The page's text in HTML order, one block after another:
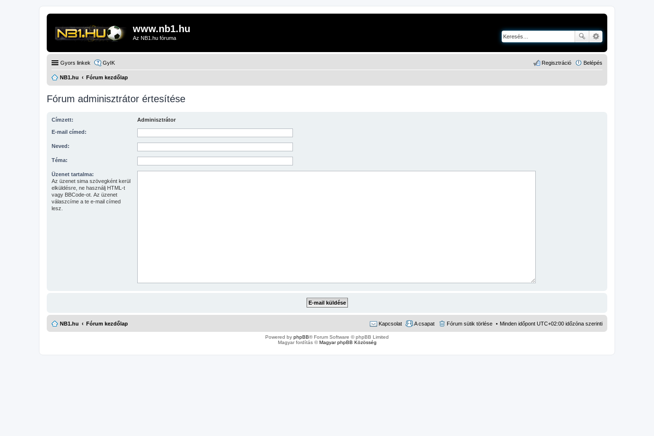
www.nb1.hu
Az NB1.hu fóruma
Gyors linkek GyIK Belépés
Regisztráció
NB1.hu Fórum kezdőlap
Fórum adminisztrátor értesítése
Címzett: Adminisztrátor
E-mail címed:
Neved:
Téma:
Üzenet tartalma:
Az üzenet sima szövegként kerül
elküldésre, ne használj HTML-t
vagy BBCode-ot. Az üzenet
válaszcíme a te e-mail címed
lesz.
NB1.hu Fórum kezdőlap Minden időpont UTC+02:00 időzóna szerinti
Fórum sütik törlése
A csapat
Kapcsolat
Powered by phpBB® Forum Software © phpBB Limited
Magyar fordítás ©Magyar phpBB Közösség